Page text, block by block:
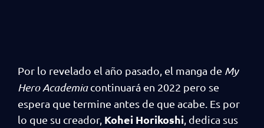
Por lo revelado el año pasado, el manga de My
Hero Academiacontinuará en 2022 pero se
espera que termine antes de que acabe. Es por
lo que su creador, Kohei Horikoshi , dedica sus